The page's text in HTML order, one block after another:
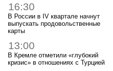
16:30
В России в IV квартале начнут
выпускать продовольственные
карты
13:00
В Кремле отметили «глубокий
кризис» в отношениях с Турцией